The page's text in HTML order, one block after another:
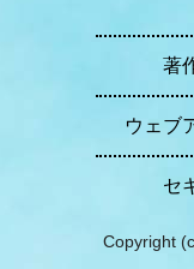
著
ウェブ
セ
Copyright